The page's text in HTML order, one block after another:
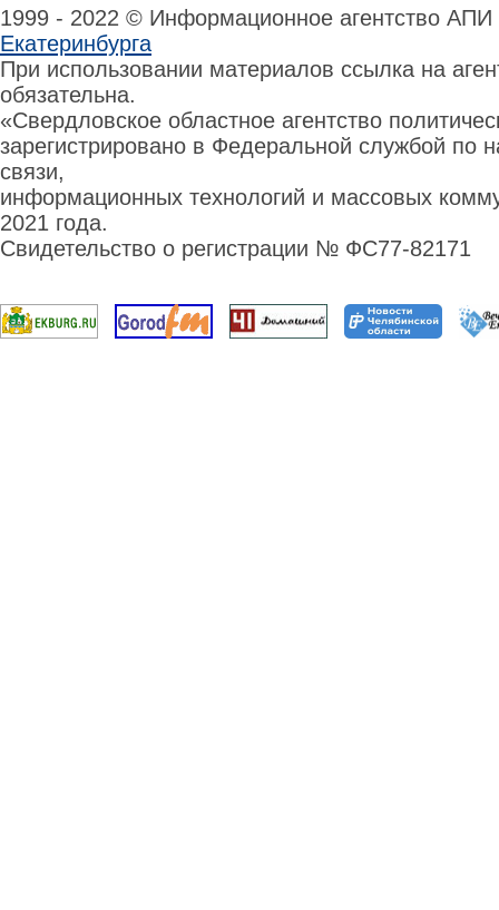
1999 - 2022 © Информационное агентство
Екатеринбурга
При использовании материалов ссылка на
обязательна.
«Свердловское областное агентство
зарегистрировано в Федеральной службой по
связи,
информационных технологий и массовых
2021 года.
Свидетельство о регистрации № ФС77-82171